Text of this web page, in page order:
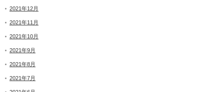
2021年12月
2021年11月
2021年10月
2021年9月
2021年8月
2021年7月